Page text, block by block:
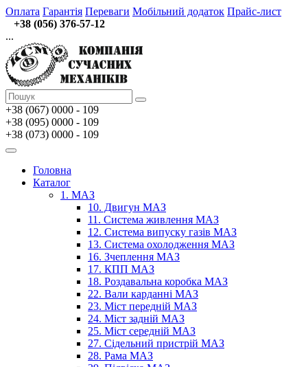
Оплата Гарантія Переваги Мобільний додаток Прайс-лист
+38 (056) 376-57-12
...
+38 (067) 0000 - 109
+38 (095) 0000 - 109
+38 (073) 0000 - 109
Головна
Каталог
1. МАЗ
10. Двигун МАЗ
11. Система живлення МАЗ
12. Система випуску газів МАЗ
13. Система охолодження МАЗ
16. Зчеплення МАЗ
17. КПП МАЗ
18. Роздавальна коробка МАЗ
22. Вали карданні МАЗ
23. Міст передній МАЗ
24. Міст задній МАЗ
25. Міст середній МАЗ
27. Сідельний пристрій МАЗ
28. Рама МАЗ